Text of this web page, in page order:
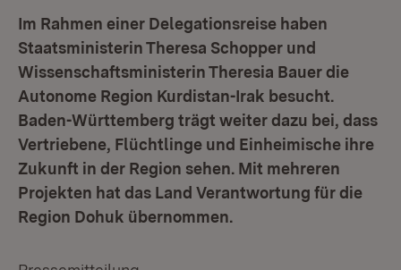
Im Rahmen einer Delegationsreise haben
Staatsministerin Theresa Schopper und
Wissenschaftsministerin Theresia Bauer die
Autonome Region Kurdistan-Irak besucht.
Baden-Württemberg trägt weiter dazu bei, dass
Vertriebene, Flüchtlinge und Einheimische ihre
Zukunft in der Region sehen. Mit mehreren
Projekten hat das Land Verantwortung für die
Region Dohuk übernommen.